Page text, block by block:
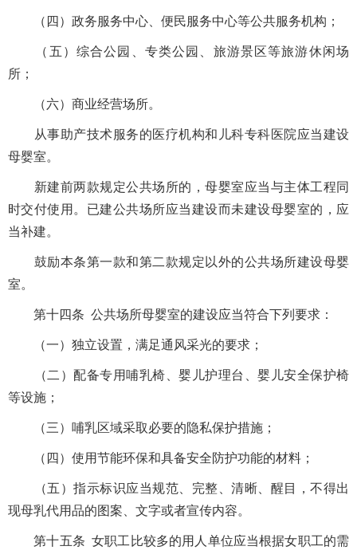
（四）政务服务中心、便民服务中心等公共服务机构；
（五）综合公园、专类公园、旅游景区等旅游休闲场
所；
（六）商业经营场所。
从事助产技术服务的医疗机构和儿科专科医院应当建设
母婴室。
新建前两款规定公共场所的，母婴室应当与主体工程同
时交付使用。已建公共场所应当建设而未建设母婴室的，应
当补建。
鼓励本条第一款和第二款规定以外的公共场所建设母婴
室。
第十四条 公共场所母婴室的建设应当符合下列要求：
（一）独立设置，满足通风采光的要求；
（二）配备专用哺乳椅、婴儿护理台、婴儿安全保护椅
等设施；
（三）哺乳区域采取必要的隐私保护措施；
（四）使用节能环保和具备安全防护功能的材料；
（五）指示标识应当规范、完整、清晰、醒目，不得出
现母乳代用品的图案、文字或者宣传内容。
第十五条 女职工比较多的用人单位应当根据女职工的需